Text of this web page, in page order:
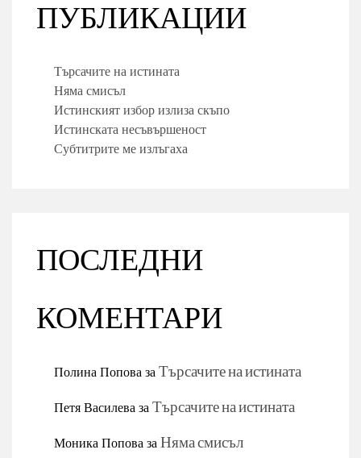
ПУБЛИКАЦИИ
Търсачите на истината
Няма смисъл
Истинският избор излиза скъпо
Истинската несъвършеност
Субтитрите ме излъгаха
ПОСЛЕДНИ
КОМЕНТАРИ
Полина ПоповазаТърсачите на истината
Петя ВасилевазаТърсачите на истината
Моника ПоповазаНяма смисъл